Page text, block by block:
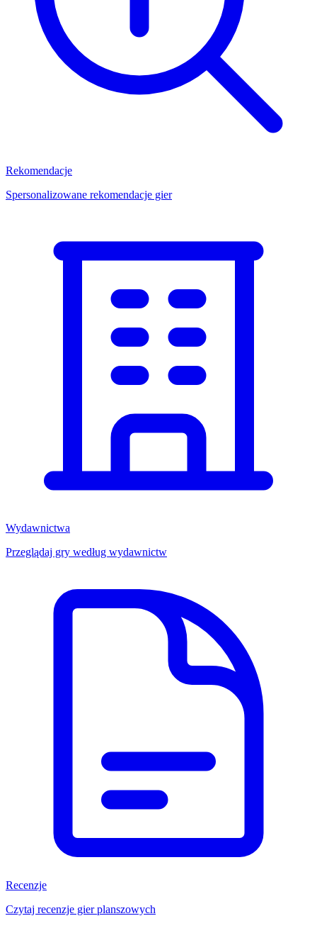
Rekomendacje
Spersonalizowane rekomendacje gier
Wydawnictwa
Przeglądaj gry według wydawnictw
Recenzje
Czytaj recenzje gier planszowych